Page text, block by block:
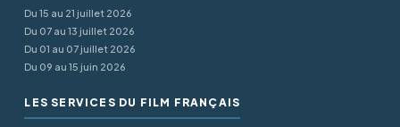
Du 15 au 21 juillet 2026
Du 07 au 13 juillet 2026
Du 01 au 07 juillet 2026
Du 09 au 15 juin 2026
LES SERVICES DU FILM FRANÇAIS